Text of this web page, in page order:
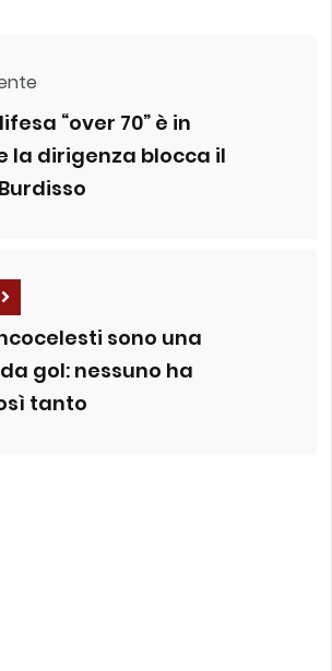
“over 70” è in
la dirigenza blocca il
sono una
gol: nessuno ha
tanto